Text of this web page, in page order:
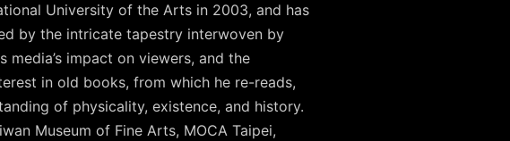
University of the Arts in 2003, and has
by the intricate tapestry interwoven by
impact on viewers, and the
in old books, from which he re-reads,
of physicality, existence, and history.
Museum of Fine Arts, MOCA Taipei,